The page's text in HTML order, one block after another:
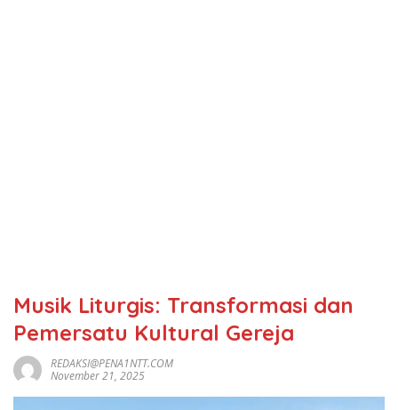
Musik Liturgis: Transformasi dan
Pemersatu Kultural Gereja
REDAKSI@PENA1NTT.COM
November 21, 2025